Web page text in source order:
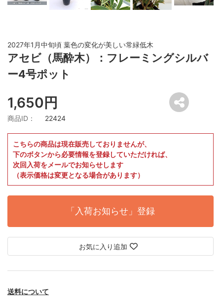
2027年1月中旬頃 葉色の変化が美しい常緑低木
アセビ（馬酔木）：フレーミングシルバ
ー4号ポット
1,650円
商品ID： 22424
こちらの商品は現在販売しておりませんが、
下のボタンから必要情報を登録していただければ、
次回入荷をメールでお知らせします
（表示価格は変更となる場合があります）
「入荷お知らせ」登録
お気に入り追加
送料について